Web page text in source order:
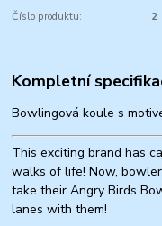
Číslo produktu: 2
Kompletní
Bowlingová koule s
This exciting brand has
walks of life! Now,
take their Angry Birds
lanes with them!